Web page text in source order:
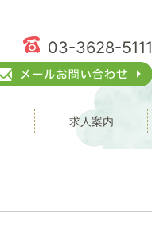
03-3628-5111
求人案内